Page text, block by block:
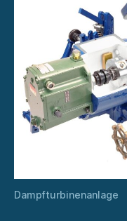
Dampfturbinenanlage